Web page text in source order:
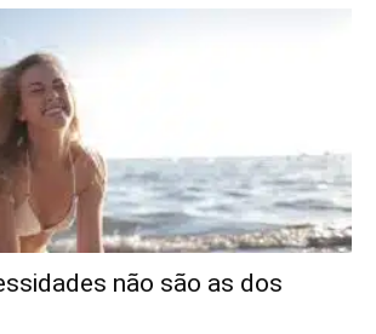
não são as dos